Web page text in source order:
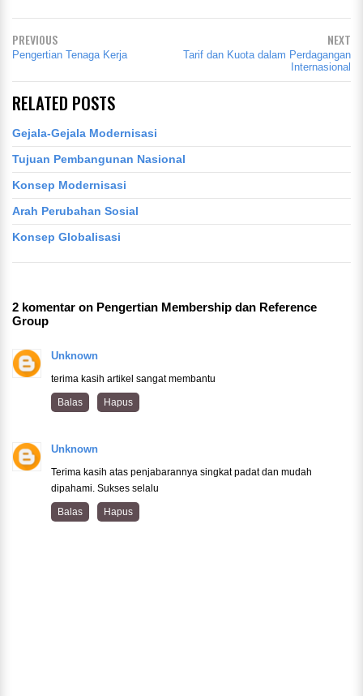
PREVIOUS
Pengertian Tenaga Kerja
NEXT
Tarif dan Kuota dalam Perdagangan
Internasional
RELATED POSTS
Gejala-Gejala Modernisasi
Tujuan Pembangunan Nasional
Konsep Modernisasi
Arah Perubahan Sosial
Konsep Globalisasi
2 komentar on Pengertian Membership dan Reference
Group
Unknown
terima kasih artikel sangat membantu
Balas Hapus
Unknown
Terima kasih atas penjabarannya singkat padat dan mudah
dipahami. Sukses selalu
Balas Hapus